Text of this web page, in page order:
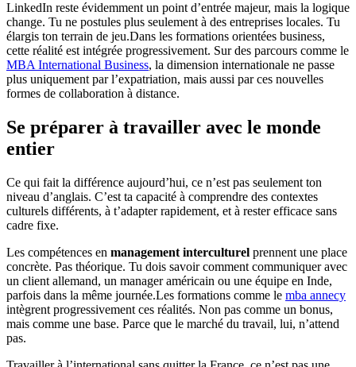
LinkedIn reste évidemment un point d’entrée majeur, mais la logique
change. Tu ne postules plus seulement à des entreprises locales. Tu
élargis ton terrain de jeu.Dans les formations orientées business,
cette réalité est intégrée progressivement. Sur des parcours comme le
MBA International Business, la dimension internationale ne passe
plus uniquement par l’expatriation, mais aussi par ces nouvelles
formes de collaboration à distance.
Se préparer à travailler avec le monde
entier
Ce qui fait la différence aujourd’hui, ce n’est pas seulement ton
niveau d’anglais. C’est ta capacité à comprendre des contextes
culturels différents, à t’adapter rapidement, et à rester efficace sans
cadre fixe.
Les compétences en management interculturel prennent une place
concrète. Pas théorique. Tu dois savoir comment communiquer avec
un client allemand, un manager américain ou une équipe en Inde,
parfois dans la même journée.Les formations comme le mba annecy
intègrent progressivement ces réalités. Non pas comme un bonus,
mais comme une base. Parce que le marché du travail, lui, n’attend
pas.